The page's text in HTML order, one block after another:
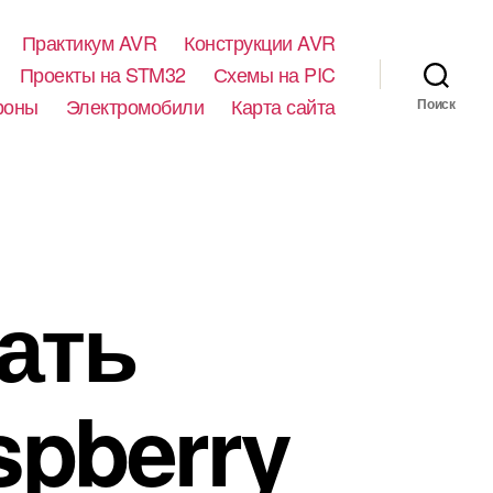
Практикум AVR
Конструкции AVR
Проекты на STM32
Схемы на PIC
Электромобили Карта сайта Поиск